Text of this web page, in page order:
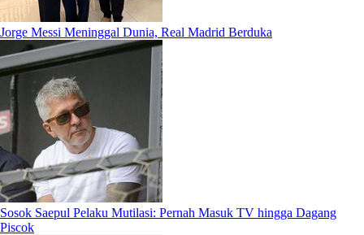
Jorge Messi Meninggal Dunia, Real Madrid Berduka
Sosok Saepul Pelaku Mutilasi: Pernah Masuk TV hingga Dagang
Piscok